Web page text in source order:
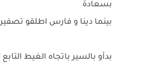
بسعادة
بينما دينا و فارس اطلقو
بدأو بالسير باتجاه الغيط